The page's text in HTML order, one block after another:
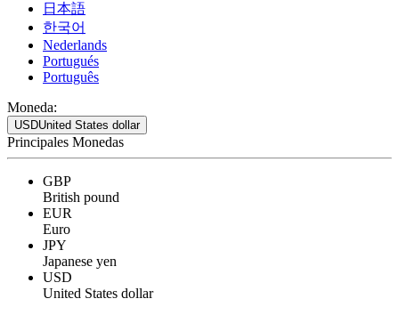
日本語
한국어
Nederlands
Portugués
Português
Moneda:
USDUnited States dollar
Principales Monedas
GBP
British pound
EUR
Euro
JPY
Japanese yen
USD
United States dollar